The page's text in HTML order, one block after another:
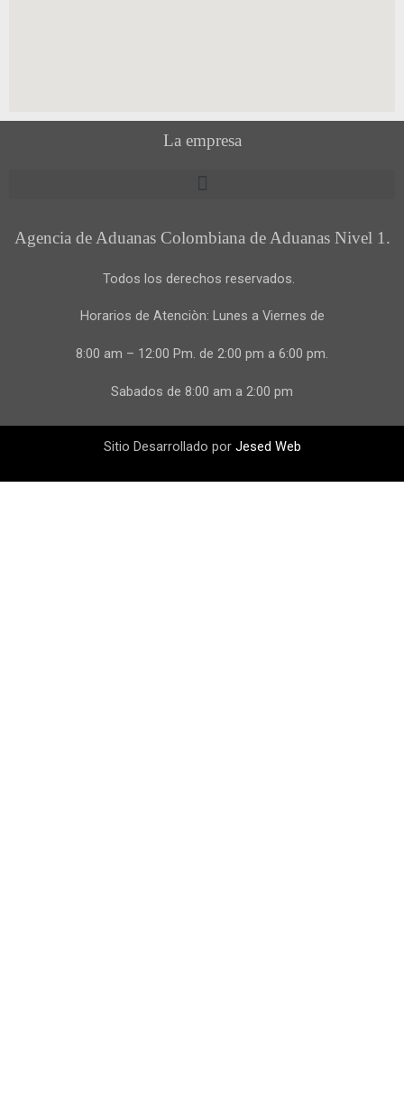
La empresa
Agencia de Aduanas Colombiana de Aduanas Nivel 1.
Todos los derechos reservados.
Horarios de Atenciòn: Lunes a Viernes de
8:00 am – 12:00 Pm. de 2:00 pm a 6:00 pm.
Sabados de 8:00 am a 2:00 pm
Sitio Desarrollado por Jesed Web